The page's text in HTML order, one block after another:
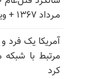
مـرداد ۱۳۶۷ + ویدئو
آمریکا یک
مرتبط با شبکه
کرد